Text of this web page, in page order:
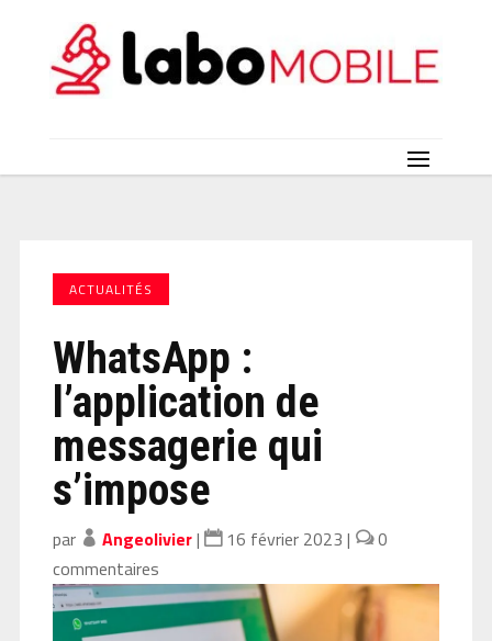
ACTUALITÉS
WhatsApp :
l’application de
messagerie qui
s’impose
par Angeolivier| 16 février 2023 |
0
commentaires